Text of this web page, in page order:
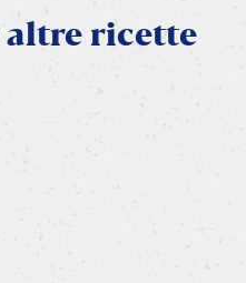
altre ricette